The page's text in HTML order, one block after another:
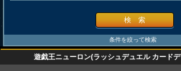
検 索
条件を絞って検索
遊戯王ニューロン(ラッシュデュエル カード